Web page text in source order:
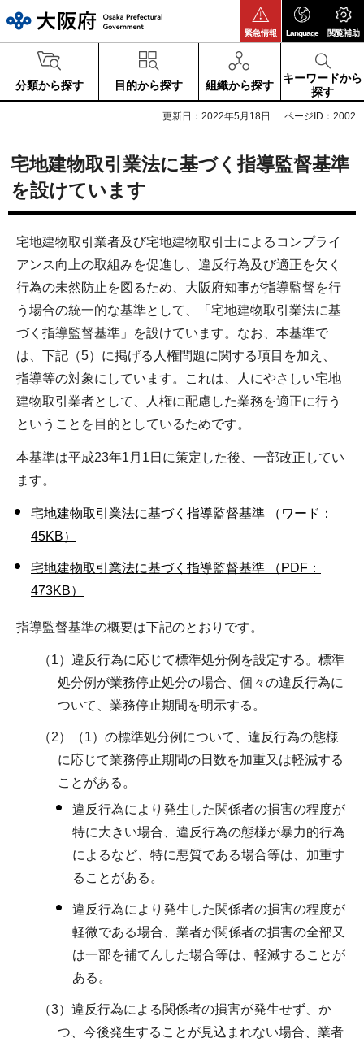
緊急情報 Language 閲覧補助
分類から探す 目的から探す 組織から探す
キーワードから
探す
更新日：2022年5月18日 ページID：2002
宅地建物取引業法に基づく指導監督基準
を設けています
宅地建物取引業者及び宅地建物取引士によるコンプライ
アンス向上の取組みを促進し、違反行為及び適正を欠く
行為の未然防止を図るため、大阪府知事が指導監督を行
う場合の統一的な基準として、「宅地建物取引業法に基
づく指導監督基準」を設けています。なお、本基準で
は、下記（5）に掲げる人権問題に関する項目を加え、
指導等の対象にしています。これは、人にやさしい宅地
建物取引業者として、人権に配慮した業務を適正に行う
ということを目的としているためです。
本基準は平成23年1月1日に策定した後、一部改正してい
ます。
宅地建物取引業法に基づく指導監督基準 （ワード：
45KB）
宅地建物取引業法に基づく指導監督基準 （PDF：
473KB）
指導監督基準の概要は下記のとおりです。
（1）違反行為に応じて標準処分例を設定する。標準
処分例が業務停止処分の場合、個々の違反行為に
ついて、業務停止期間を明示する。
（2）（1）の標準処分例について、違反行為の態様
に応じて業務停止期間の日数を加重又は軽減する
ことがある。
違反行為により発生した関係者の損害の程度が
特に大きい場合、違反行為の態様が暴力的行為
によるなど、特に悪質である場合等は、加重す
ることがある。
違反行為により発生した関係者の損害の程度が
軽微である場合、業者が関係者の損害の全部又
は一部を補てんした場合等は、軽減することが
ある。
（3）違反行為による関係者の損害が発生せず、か
つ、今後発生することが見込まれない場合、業者